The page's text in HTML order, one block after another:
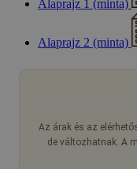
Alaprajz 1 (minta)
Alaprajz 2 (minta)
Az árak és az
de változhatnak. A